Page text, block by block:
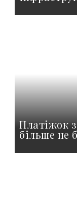
Платіжок
більше не